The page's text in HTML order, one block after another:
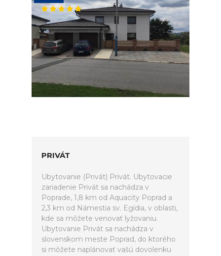
PRIVÁT
Ubytovanie (Privát) Privát. Ubytovacie
zariadenie Privát sa nachádza v
Poprade, 1,8 km od Aquacity Poprad a
2,3 km od Námestia sv. Egídia, v oblasti,
kde sa môžete venovať lyžovaniu.
Ubytovanie Privát sa nachádza v
slovenskom meste Poprad, do ktorého
si môžete naplánovať vašú dovolenku